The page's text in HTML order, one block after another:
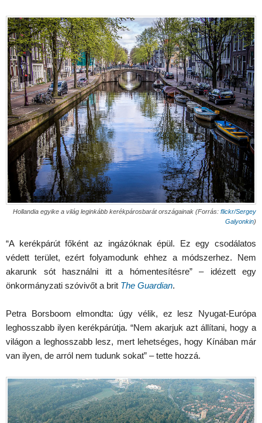
Hollandia egyike a világ leginkább kerékpárosbarát országainak (Forrás: flickr/Sergey
Galyonkin)
“A kerékpárút főként az ingázóknak épül. Ez egy csodálatos
védett terület, ezért folyamodunk ehhez a módszerhez. Nem
akarunk sót használni itt a hómentesítésre” – idézett egy
önkormányzati szóvivőt a brit The Guardian.
Petra Borsboom elmondta: úgy vélik, ez lesz Nyugat-Európa
leghosszabb ilyen kerékpárútja. “Nem akarjuk azt állítani, hogy a
világon a leghosszabb lesz, mert lehetséges, hogy Kínában már
van ilyen, de arról nem tudunk sokat” – tette hozzá.